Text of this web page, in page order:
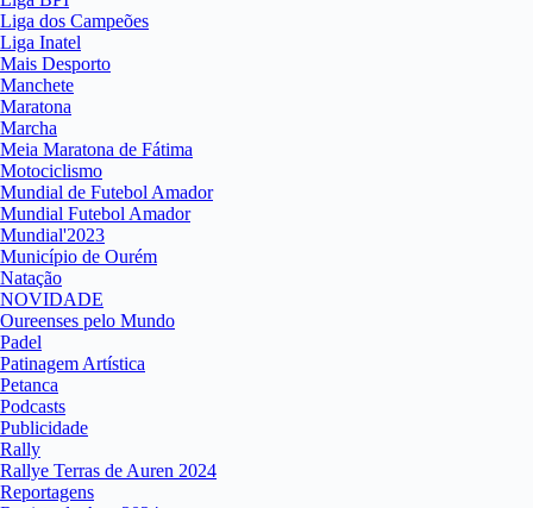
Liga dos Campeões
Liga Inatel
Mais Desporto
Manchete
Maratona
Marcha
Meia Maratona de Fátima
Motociclismo
Mundial de Futebol Amador
Mundial Futebol Amador
Mundial'2023
Município de Ourém
Natação
NOVIDADE
Oureenses pelo Mundo
Padel
Patinagem Artística
Petanca
Podcasts
Publicidade
Rally
Rallye Terras de Auren 2024
Reportagens